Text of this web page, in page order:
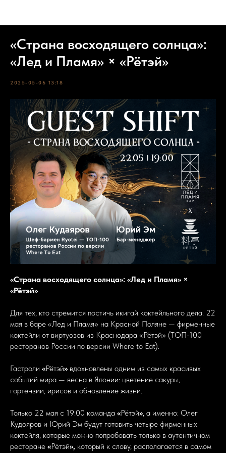
«Страна восходящего солнца»:
«Лед и Пламя» × «Рётэй»
2025-05-06 13:18
«Страна восходящего солнца»: «Лед и Пламя» ×
«Рётэй»
Для тех, кто стремится постичь икигай коктейльного дела. 22
мая в баре «Лед и Пламя» на Красной Поляне — фирменные
коктейли от виртуозов из Краснодара «Рётэй» (ТОП-100
ресторанов России по версии Where to Eat).
Гастроли «Рётэй» вдохновлены одним из самых красивых
событий мира — весна в Японии: цветение сакуры,
гортензии, ирисов и обновление жизни.
Только 22 мая с 19:00 команда «Рётэй», а именно: Олег
Кудояров и Юрий Эм будут готовить четыре фирменных
коктейля, которые можно попробовать только в аутентичном
ресторане «Рётэй», который к слову, располагается в самом